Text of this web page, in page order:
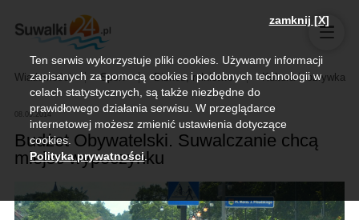
Wiadomości Sport Biznes, rolnictwo Kultura i rozrywka
08.09.2014
Budżet Obywatelski. Suwalczanie chcą
miejsc wypoczynku
zamknij [X]
Ten serwis wykorzystuje pliki cookies. Używamy informacji
zapisanych za pomocą cookies i podobnych technologii w
celach statystycznych, są także niezbędne do
prawidłowego działania serwisu. W przeglądarce
internetowej możesz zmienić ustawienia dotyczące
cookies.
Polityka prywatności.